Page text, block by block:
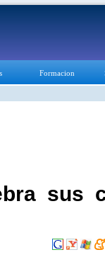
Formacion
sus